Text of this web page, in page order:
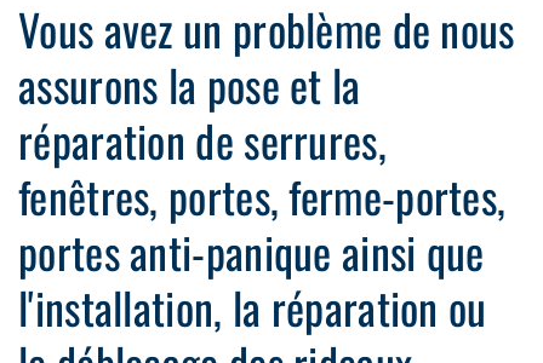
Vous avez un problème de nous
assurons la pose et la
réparation de serrures,
fenêtres, portes, ferme-portes,
portes anti-panique ainsi que
l'installation, la réparation ou